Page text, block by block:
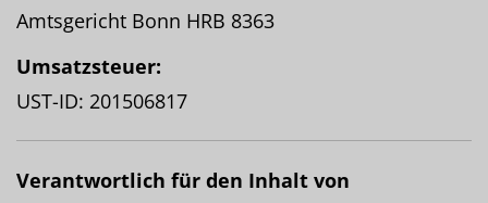
Amtsgericht Bonn HRB 8363
Umsatzsteuer:
UST-ID: 201506817
Verantwortlich für den Inhalt von